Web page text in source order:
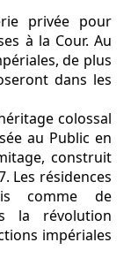
privée pour
à la Cour. Au
de plus
dans les
colossal
au Public en
construit
Les résidences
comme de
la révolution
impériales